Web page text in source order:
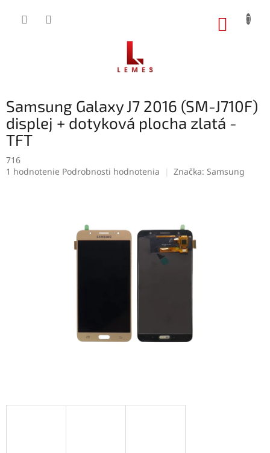
Samsung Galaxy J7 2016 (SM-J710F)
displej + dotyková plocha zlatá -
TFT
716
Priemerné
1 hodnotenie Podrobnosti hodnotenia Značka: Samsung